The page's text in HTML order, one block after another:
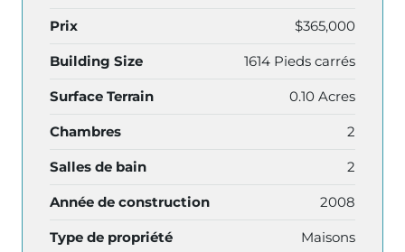
Prix $365,000
Building Size 1614 Pieds carrés
Surface Terrain 0.10 Acres
Chambres 2
Salles de bain 2
Année de construction 2008
Type de propriété Maisons